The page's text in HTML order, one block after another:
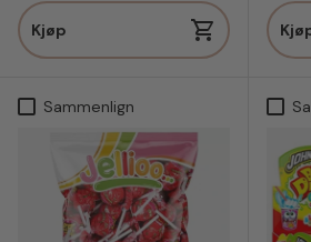
Kjøp
Sammenlign